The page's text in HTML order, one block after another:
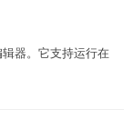
器。它支持运行在